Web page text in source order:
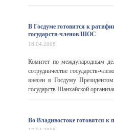
В Госдуме готовится к
государств-членов ШОС
18.04.2008
Комитет по международным
сотрудничестве государств-
внесен в Госдуму
государств Шанхайской
Во Владивостоке готовятся к